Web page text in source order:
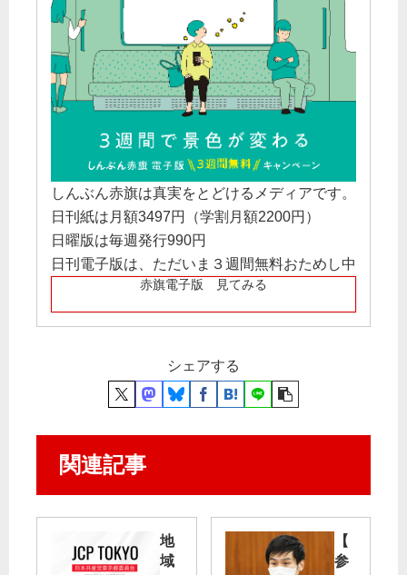
しんぶん赤旗は真実をとどけるメディアです。
日刊紙は月額3497円（学割月額2200円）
日曜版は毎週発行990円
日刊電子版は、ただいま３週間無料おためし中
赤旗電子版 見てみる
シェアする
関連記事
地
域
【
参